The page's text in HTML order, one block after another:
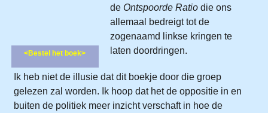
de Ontspoorde Ratiodie ons
allemaal bedreigt tot de
zogenaamd linkse kringen te
laten doordringen.
<Bestel het boek>
Ik heb niet de illusie dat dit boekje door die groep
gelezen zal worden. Ik hoop dat het de oppositie in en
buiten de politiek meer inzicht verschaft in hoe de